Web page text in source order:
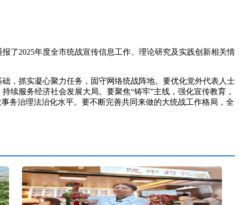
2025年度全市统战宣传信息工作、理论研究及实践创新相关情
抓实凝心聚力任务，固守网络统战阵地。要优化党外代表人士
续服务经济社会发展大局。要聚焦“铸牢”主线，强化宣传教育，
务治理法治化水平。要不断完善共同来做的大统战工作格局，全